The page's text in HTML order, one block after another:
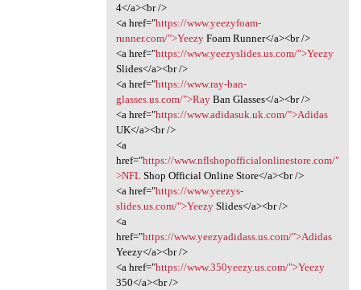
4</a><br />
<a href="https://www.yeezyfoam-
runner.com/">YeezyFoam Runner</a><br />
<a href="https://www.yeezyslides.us.com/">Yeezy
Slides</a><br />
<a href="https://www.ray-ban-
glasses.us.com/">RayBan Glasses</a><br />
<a href="https://www.adidasuk.uk.com/">Adidas
UK</a><br />
<a
href="https://www.nflshopofficialonlinestore.com/"
>NFLShop Official Online Store</a><br />
<a href="https://www.yeezys-
slides.us.com/">YeezySlides</a><br />
<a
href="https://www.yeezyadidass.us.com/">Adidas
Yeezy</a><br />
<a href="https://www.350yeezy.us.com/">Yeezy
350</a><br />